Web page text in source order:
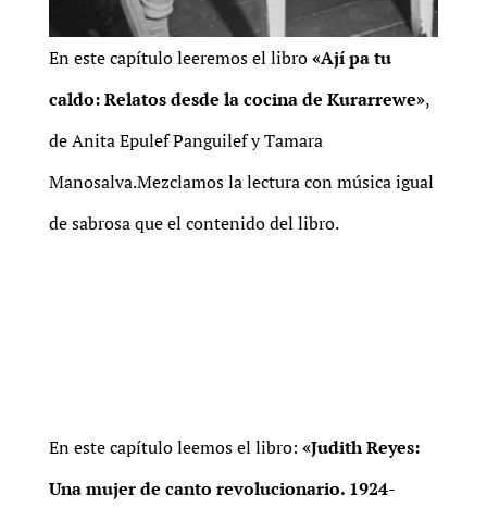
En este capítulo leeremos el libro«Ají pa tu
caldo: Relatos desde la cocina de Kurarrewe»,
de Anita Epulef Panguilef y Tamara
Manosalva.Mezclamos la lectura con música igual
de sabrosa que el contenido del libro.
En este capítulo leemos el libro: «Judith Reyes:
Una mujer de canto revolucionario. 1924-